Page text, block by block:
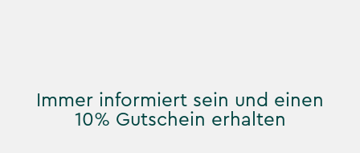
Immer informiert sein und einen
10% Gutschein erhalten